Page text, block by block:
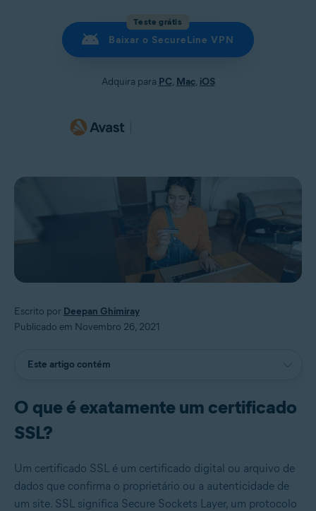
Teste grátis
Baixar o SecureLine VPN
Adquira para PC, Mac, iOS
Escrito por Deepan Ghimiray
Publicado em Novembro 26, 2021
Este artigo contém
O que é exatamente um certificado
SSL?
Um certificado SSL é um certificado digital ou arquivo de
dados que confirma o proprietário ou a autenticidade de
um site. SSL significa Secure Sockets Layer, um protocolo